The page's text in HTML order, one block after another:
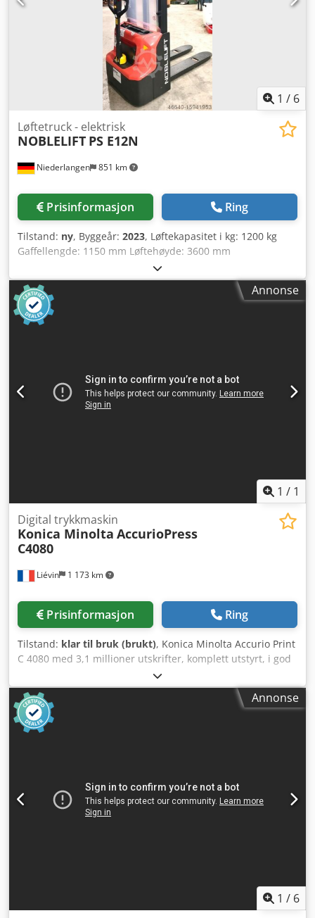
1 / 6
Niederlangen 851 km
Løftetruck - elektrisk
NOBLELIFT PS E12N
Prisinformasjon Ring
Tilstand: ny, Byggeår: 2023, Løftekapasitet i kg: 1200 kg
Gaffellengde: 1150 mm Løftehøyde: 3600 mm
Chodpjthumbofx Ai Asa Hastighet: 6,0 / 6,0 km/t
Lastesenter: 600 mm Samlet effektbehov: 2,2 kW
Maskinens egenvekt: ca. 620 kg med litiumbatterierAnnonse
1 / 1
Liévin 1 173 km
Digital trykkmaskin
Konica Minolta AccurioPress
C4080
Prisinformasjon Ring
Tilstand: klar til bruk (brukt), Konica Minolta Accurio Print
C 4080 med 3,1 millioner utskrifter, komplett utstyrt, i god
stand, testet og klar til utskrift. Utstyr: - DF 713 - PF 707m -
FS 532 - RU 518 - VI 514 - IQ 501 - Fiery IC 419 Som en
erfaren forhandler av brukte kopimaskiner har vi utviklet
spisskompetanse innen pakking samt
pall-/containereksport, slik at kundene mottar maskiner i
informasjon.
Annonse
1 / 6